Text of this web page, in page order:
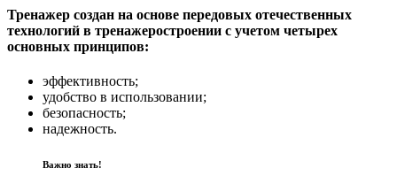
Тренажер создан на основе передовых отечественных
технологий в тренажеростроении с учетом четырех
основных принципов:
эффективность;
удобство в использовании;
безопасность;
надежность.
Важно знать!